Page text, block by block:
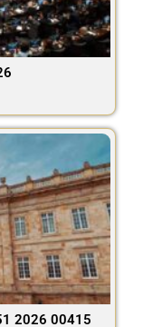
2026 00415